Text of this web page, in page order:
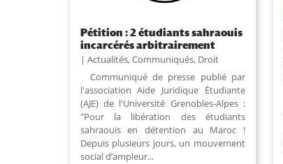
Pétition : 2 étudiants sahraouis
incarcérés arbitrairement
Actualités,Communiqués, Droit
Communiqué de presse publié par
l'association Aide Juridique Étudiante
(AJE) de l'Université Grenobles-Alpes :
"Pour la libération des étudiants
sahraouis en détention au Maroc !
Depuis plusieurs jours, un mouvement
social d’ampleur...